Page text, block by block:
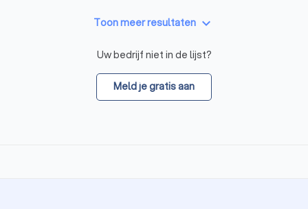
Toon meer resultaten keyboard_arrow_down
Uw bedrijf niet in de lijst?
Meld je gratis aan